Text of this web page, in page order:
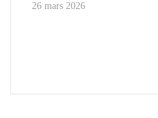
26 mars 2026